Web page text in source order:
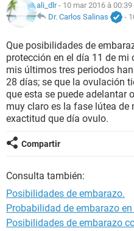
NUTRICIÓN
BIENESTAR
SEXUALIDAD
GLOSARIO
ali_dlr- 10 mar 2016 à 00:39
Dr. Carlos Salinas
-
Que posibilidades de
protección en el día 11 de
mis últimos tres periodos
28 días; se que la ovulación
que esta se puede adelantar
muy claro es la fase lútea de
exactitud que día ovulo.
Compartir
Consulta también:
Posibilidades de embarazo.
Probabilidad de embarazo
Posibilidades de embarazo